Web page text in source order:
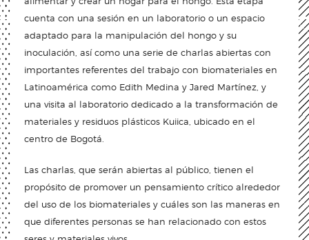
cuenta con una sesión en un laboratorio o un espacio
adaptado para la manipulación del hongo y su
inoculación, así como una serie de charlas abiertas con
importantes referentes del trabajo con biomateriales en
Latinoamérica como Edith Medina y Jared Martínez, y
una visita al laboratorio dedicado a la transformación de
materiales y residuos plásticos Kuiica, ubicado en el
centro de Bogotá.
Las charlas, que serán abiertas al público, tienen el
propósito de promover un pensamiento crítico alrededor
del uso de los biomateriales y cuáles son las maneras en
que diferentes personas se han relacionado con estos